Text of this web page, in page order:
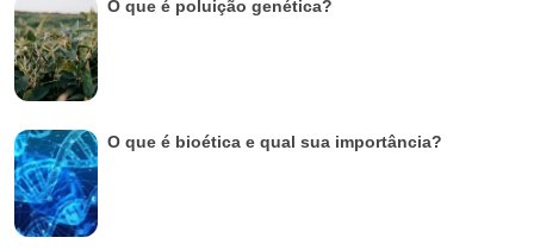
O que é poluição genética?
O que é bioética e qual sua importância?